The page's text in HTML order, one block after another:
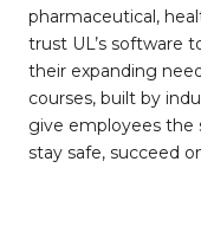
pharmaceutical,
trust UL’s software
their expanding
courses, built by
give employees the
stay safe, succeed